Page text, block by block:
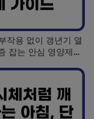
작용 없이 갱년기 열
잡는 안심 영양제